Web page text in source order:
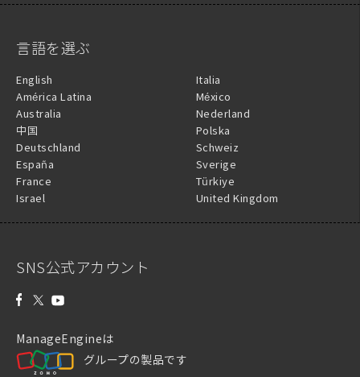
言語を選ぶ
English
América Latina
Australia
中国
Deutschland
España
France
Israel
Italia
México
Nederland
Polska
Schweiz
Sverige
Türkiye
United Kingdom
SNS公式アカウント
ManageEngineは
グループの製品です